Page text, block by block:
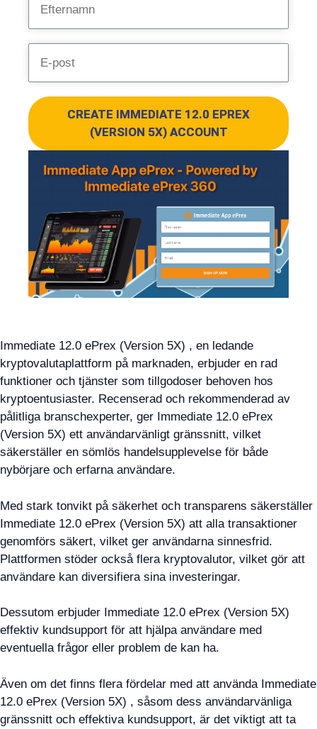
CREATE IMMEDIATE 12.0 EPREX
(VERSION 5X) ACCOUNT
Immediate 12.0 ePrex (Version 5X) , en ledande
kryptovalutaplattform på marknaden, erbjuder en rad
funktioner och tjänster som tillgodoser behoven hos
kryptoentusiaster. Recenserad och rekommenderad av
pålitliga branschexperter, ger Immediate 12.0 ePrex
(Version 5X) ett användarvänligt gränssnitt, vilket
säkerställer en sömlös handelsupplevelse för både
nybörjare och erfarna användare.
Med stark tonvikt på säkerhet och transparens säkerställer
Immediate 12.0 ePrex (Version 5X) att alla transaktioner
genomförs säkert, vilket ger användarna sinnesfrid.
Plattformen stöder också flera kryptovalutor, vilket gör att
användare kan diversifiera sina investeringar.
Dessutom erbjuder Immediate 12.0 ePrex (Version 5X)
effektiv kundsupport för att hjälpa användare med
eventuella frågor eller problem de kan ha.
Även om det finns flera fördelar med att använda Immediate
12.0 ePrex (Version 5X) , såsom dess användarvänliga
gränssnitt och effektiva kundsupport, är det viktigt att ta